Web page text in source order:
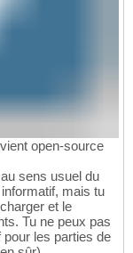
open-source
sens usuel du
mais tu
et le
Tu ne peux pas
les parties de